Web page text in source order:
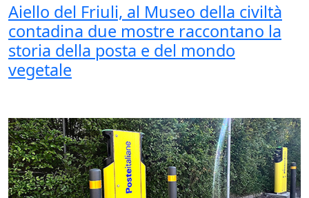
Aiello del Friuli, al Museo della civiltà
contadina due mostre raccontano la
storia della posta e del mondo
vegetale